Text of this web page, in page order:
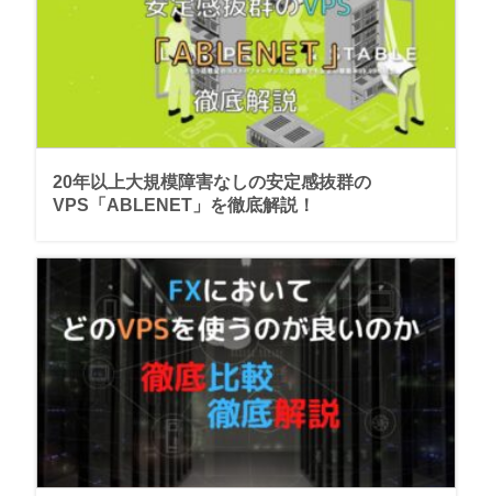
20年以上大規模障害なしの安定感抜群の
VPS「ABLENET」を徹底解説！